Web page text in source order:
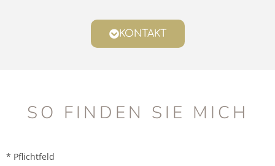
KONTAKT
SO FINDEN SIE MICH
* Pflichtfeld